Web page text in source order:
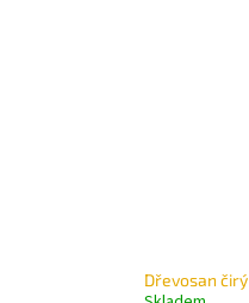
Dřevosan čirý